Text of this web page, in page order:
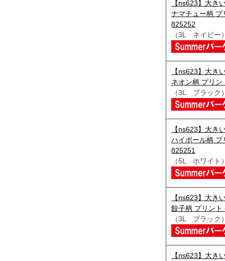
【ns623】大き
ナマチュー柄 プ
825252
（3L ネイビー
【ns623】大き
ネオン柄 プリ
（3L ブラック
【ns623】大き
ハイボール柄 プ
825251
（5L ホワイト
【ns623】大き
餃子柄 プリン
（3L ブラック
【ns623】大き